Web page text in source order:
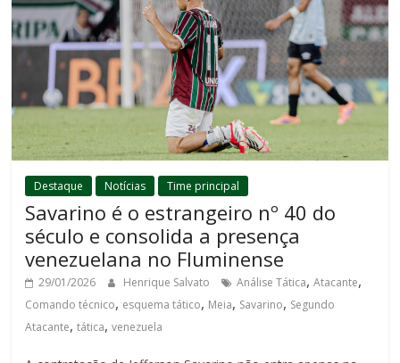
Destaque Notícias Time principal
Savarino é o estrangeiro nº 40 do
século e consolida a presença
venezuelana no Fluminense
29/01/2026 Henrique Salvato Análise Tática,Atacante,
Comando técnico, esquema tático, Meia, Savarino, Segundo
Atacante,tática,venezuela